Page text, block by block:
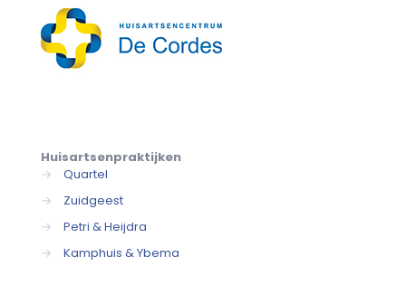
Huisartsenpraktijken
→
Quartel
→
Zuidgeest
→
Petri & Heijdra
→
Kamphuis & Ybema